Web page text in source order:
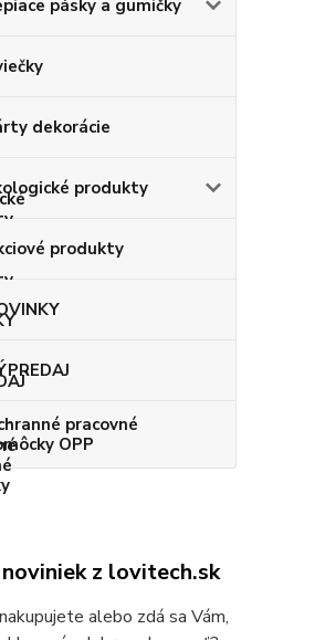
pásky a gumičky
dekorácie
produkty
produkty
pracovné
OPP
z lovitech.sk
alebo zdá sa Vám,